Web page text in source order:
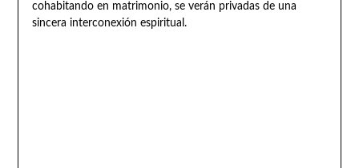
cohabitando en matrimonio, se verán privadas de una
sincera interconexión espiritual.